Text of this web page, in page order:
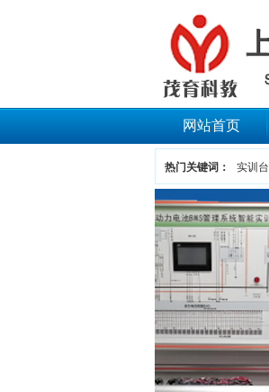
网站首页
热门关键词： 实训台